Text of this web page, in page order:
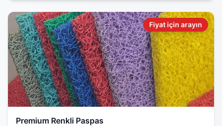
Fiyat için arayın
Premium Renkli Paspas